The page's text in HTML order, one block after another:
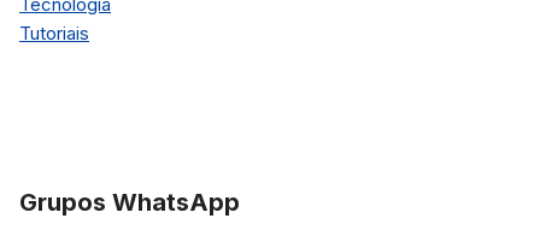
Tutoriais
Grupos WhatsApp